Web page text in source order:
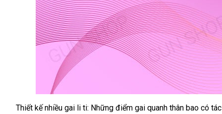
Bao
Thiết kế nhiều gai li ti: miễn
Những điểm gai quanh thân bao có